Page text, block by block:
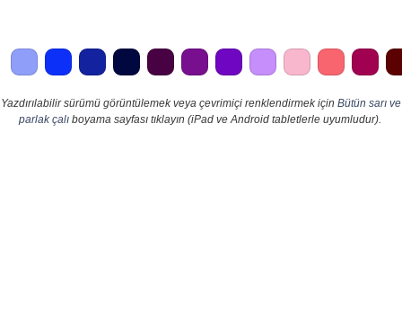
Yazdırılabilir sürümü görüntülemek veya çevrimiçi renklendirmek için Bütün sarı ve
parlak çalıboyama sayfası tıklayın (iPad ve Android tabletlerle uyumludur).